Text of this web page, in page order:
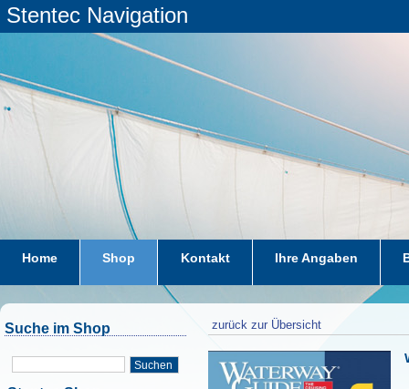
Stentec Navigation
Home Shop Kontakt Ihre Angaben
Suche im Shop
Suchen
zurück zur Übersicht